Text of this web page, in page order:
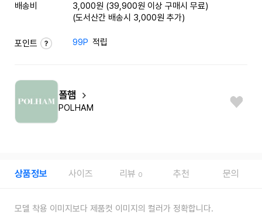
배송비
3,000원 (39,900원 이상 구매시 무료)
(도서산간 배송시 3,000원 추가)
포인트 99P 적립
폴햄
POLHAM
상품정보 사이즈 리뷰 0 추천 문의
모델 착용 이미지보다 제품컷 이미지의 컬러가 정확합니다.